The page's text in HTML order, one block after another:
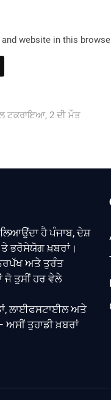
and website in this
ਟਕਰਾਇਆ, 2 ਦੀ ਮੌਤ
ਹੈ ਪੰਜਾਬ, ਦੇਸ਼
ਭਰੋਸੇਯੋਗ ਖ਼ਬਰਾਂ।
ਅਤੇ ਤੁਰੰਤ
ਜੋ ਤੁਸੀਂ ਹਰ ਵੇਲੇ
ਲਾਈਫਸਟਾਈਲ ਅਤੇ
ਅਸੀਂ ਤੁਹਾਡੀ ਖ਼ਬਰਾਂ